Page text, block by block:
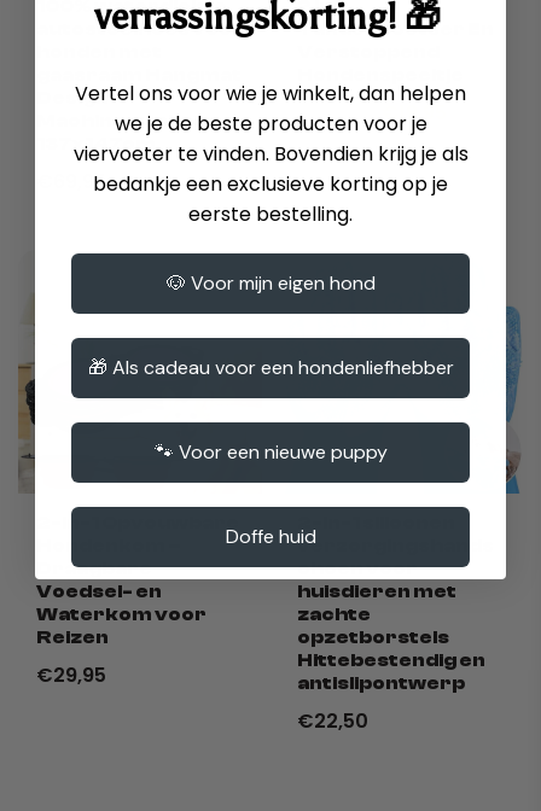
✔ Pluche Comfort:Zacht, gedempt oppervlak zorgt voor
maximaal comfort voor je huisdier.
✔ Waterdichte laag:
beschermt vloeren en meubels tegen vocht.
✔ Geurcontrole: Geavanceerde materialen
neutraliseren geuren en zorgen voor een fris ruikende
omgeving.
ontwerp zorgt voor moeiteloos onderhoud en
duurzaamheid.
100% waterdichte
autostoelhoes voor
Design
Machinewasbaar
137x147cm
€69,95
2 In 1
Tandenpoetser En
€40,00 €19,95
Draagbare
Voedsel- en
Waterkom voor
Reizen
€29,95
verzorgingshands
choen voor
huisdieren met
zachte
opzetborstels
Hittebestendig en
antislipontwerp
€22,50
verrassingskorting! 🎁
Vertel ons voor wie je winkelt, dan helpen
we je de beste producten voor je
viervoeter te vinden. Bovendien krijg je als
bedankje een exclusieve korting op je
eerste bestelling.
🐶 Voor mijn eigen hond
🎁 Als cadeau voor een hondenliefhebber
🐾 Voor een nieuwe puppy
Doffe huid